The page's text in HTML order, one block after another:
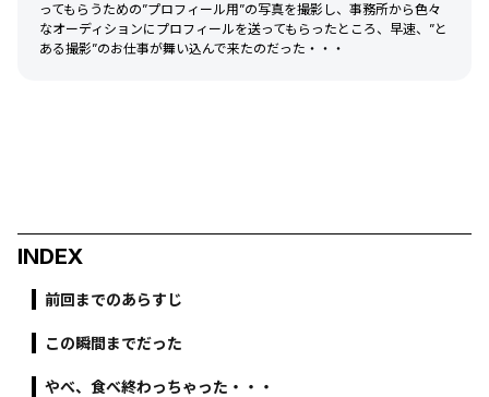
ってもらうための”プロフィール用”の写真を撮影し、事務所から色々
なオーディションにプロフィールを送ってもらったところ、早速、”と
ある撮影”のお仕事が舞い込んで来たのだった・・・
INDEX
前回までのあらすじ
この瞬間までだった
やべ、食べ終わっちゃった・・・